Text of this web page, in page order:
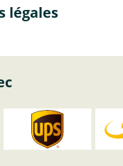
légales